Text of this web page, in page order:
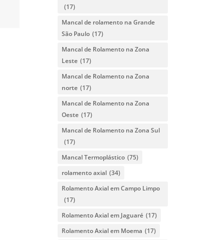
(17)
Mancal de rolamento na Grande
São Paulo (17)
Mancal de Rolamento na Zona
Leste (17)
Mancal de Rolamento na Zona
norte (17)
Mancal de Rolamento na Zona
Oeste (17)
Mancal de Rolamento na Zona Sul
(17)
Mancal Termoplástico (75)
rolamento axial (34)
Rolamento Axial em Campo Limpo
(17)
Rolamento Axial em Jaguaré (17)
Rolamento Axial em Moema (17)